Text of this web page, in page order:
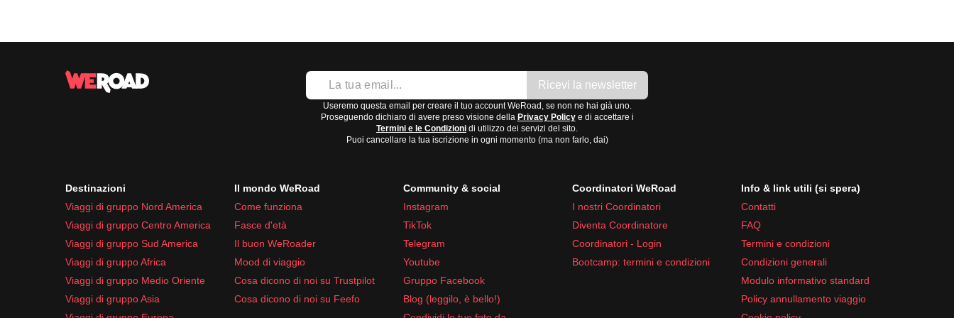
Infradito per la spiaggia
Accessori e tecnologia:
Igiene e medicinali:
Crema solare ad alta protezione
Repellente per insetti
Kit di pronto soccorso con cerotti e disinfettante
Ricevi la newsletter
Useremo questa email per creare il tuo account WeRoad, se non ne hai già uno.
Proseguendo dichiaro di avere preso visione della Privacy Policye di accettare i
Termini e le Condizioni di utilizzo dei servizi del sito.
Puoi cancellare la tua iscrizione in ogni momento (ma non farlo, dai)
Destinazioni
Viaggi di gruppo Nord America
Viaggi di gruppo Centro America
Viaggi di gruppo Sud America
Viaggi di gruppo Africa
Viaggi di gruppo Medio Oriente
Viaggi di gruppo Asia
Il mondo WeRoad
Come funziona
Fasce d'età
Il buon WeRoader
Mood di viaggio
Cosa dicono di noi su Trustpilot
Cosa dicono di noi su Feefo
Community & social
Instagram
TikTok
Telegram
Youtube
Gruppo Facebook
Blog (leggilo, è bello!)
Coordinatori WeRoad
I nostri Coordinatori
Diventa Coordinatore
Coordinatori - Login
Bootcamp: termini e condizioni
Info & link utili (si spera)
Contatti
FAQ
Termini e condizioni
Condizioni generali
Modulo informativo standard
Policy annullamento viaggio